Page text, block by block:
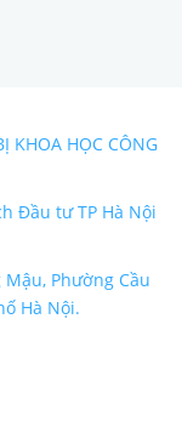
KHOA HỌC CÔNG
Đầu tư TP Hà Nội
Phường Cầu
Hà Nội.